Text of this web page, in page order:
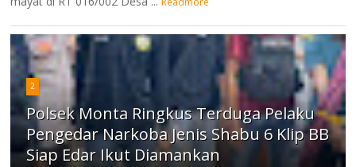
2
Polsek Monta Ringkus Terduga Pelaku
Pengedar Narkoba Jenis Shabu 6 Klip BB
Siap Edar Ikut Diamankan